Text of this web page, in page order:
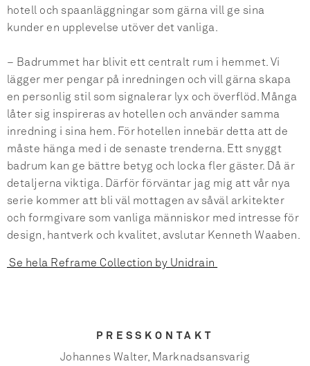
hotell och spaanläggningar som gärna vill ge sina
kunder en upplevelse utöver det vanliga.
– Badrummet har blivit ett centralt rum i hemmet. Vi
lägger mer pengar på inredningen och vill gärna skapa
en personlig stil som signalerar lyx och överflöd. Många
låter sig inspireras av hotellen och använder samma
inredning i sina hem. För hotellen innebär detta att de
måste hänga med i de senaste trenderna. Ett snyggt
badrum kan ge bättre betyg och locka fler gäster. Då är
detaljerna viktiga. Därför förväntar jag mig att vår nya
serie kommer att bli väl mottagen av såväl arkitekter
och formgivare som vanliga människor med intresse för
design, hantverk och kvalitet, avslutar Kenneth Waaben.
Se hela Reframe Collection by Unidrain
PRESSKONTAKT
Johannes Walter, Marknadsansvarig